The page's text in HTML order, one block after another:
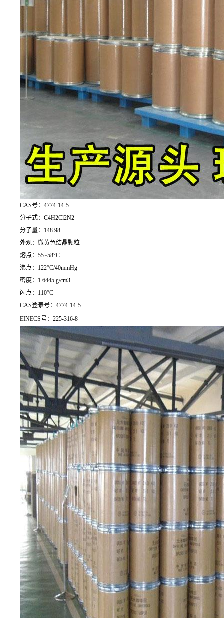
CAS号：4774-14-5
分子式：C4H2Cl2N2
分子量：148.98
外观：微黄色结晶颗粒
熔点：55~58°C
沸点：122°C/40mmHg
密度：1.6445 g/cm3
闪点：110°C
CAS登录号：4774-14-5
EINECS号：225-316-8